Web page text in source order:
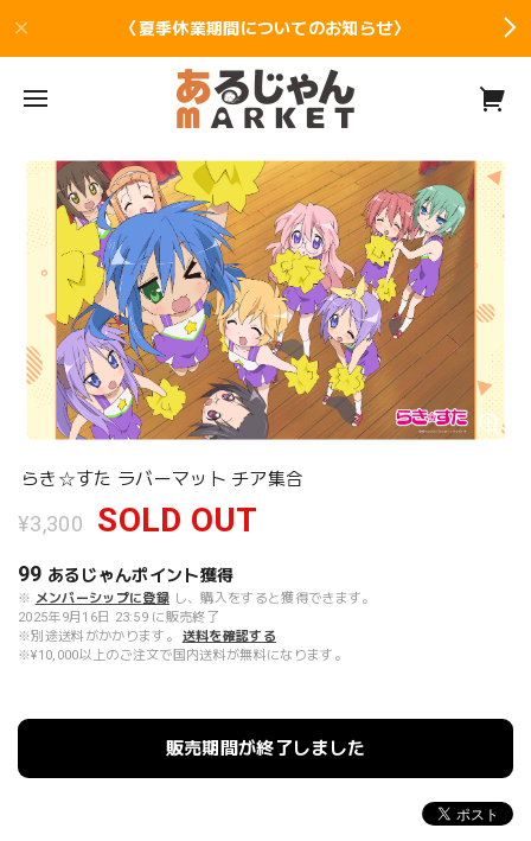
〈夏季休業期間についてのお知らせ〉
らき☆すた ラバーマット チア集合
¥3,300 SOLD OUT
99 あるじゃんポイント獲得
※ メンバーシップに登録 し、購入をすると獲得できます。
2025年9月16日 23:59 に販売終了
※別途送料がかかります。
送料を確認する
※¥10,000以上のご注文で国内送料が無料になります。
販売期間が終了しました